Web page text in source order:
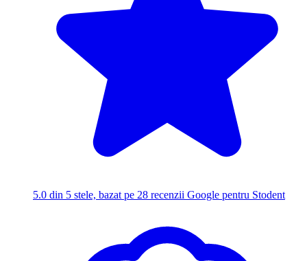
5.0 din 5 stele, bazat pe 28 recenzii Google pentru Stodent